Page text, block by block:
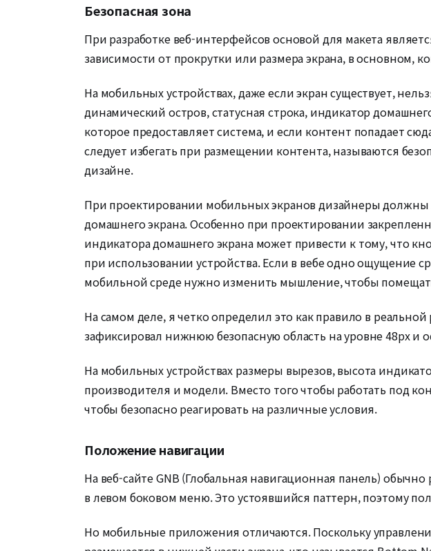
Безопасная зона
При разработке веб-интерфейсов основой для макета
зависимости от прокрутки или размера экрана, в основном,
На мобильных устройствах, даже если экран существует,
динамический остров, статусная строка, индикатор
которое предоставляет система, и если контент попадает
следует избегать при размещении контента, называются
дизайне.
При проектировании мобильных экранов дизайнеры должны
домашнего экрана. Особенно при проектировании
индикатора домашнего экрана может привести к тому, что
при использовании устройства. Если в вебе одно ощущение
мобильной среде нужно изменить мышление, чтобы
На самом деле, я четко определил это как правило в
зафиксировал нижнюю безопасную область на уровне 48px
На мобильных устройствах размеры вырезов, высота
производителя и модели. Вместо того чтобы работать под
чтобы безопасно реагировать на различные условия.
Положение навигации
На веб-сайте GNB (Глобальная навигационная панель)
в левом боковом меню. Это устоявшийся паттерн, поэтому
Но мобильные приложения отличаются. Поскольку